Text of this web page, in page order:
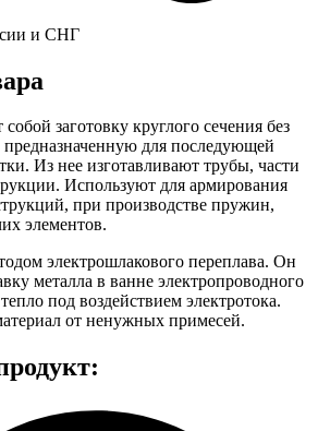
и СНГ
заготовку круглого сечения без
предназначенную для последующей
Из нее изготавливают трубы, части
Используют для армирования
при производстве пружин,
элементов.
электрошлакового переплава. Он
металла в ванне электропроводного
под воздействием электротока.
от ненужных примесей.